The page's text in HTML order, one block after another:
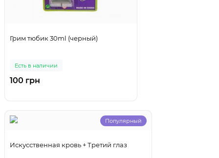
Грим тюбик 30ml (черный)
Есть в наличии
100 грн
Популярный
Искусственная кровь + Третий глаз